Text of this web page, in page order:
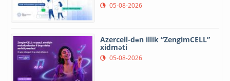
05-08-2026
Azercell-dən illik “ZengimCELL”
xidməti
05-08-2026